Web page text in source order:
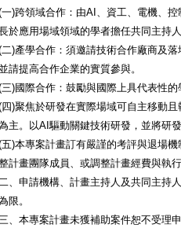
一)跨領域合作：由AI、資工、電機、
於應用場域領域的學者擔任共同主持
二)產學合作：須邀請技術合作廠商及
請提高合作企業的實質參與。
三)國際合作：鼓勵與國際上具代表性
四)聚焦於研發在實際場域可自主移動
主。以AI驅動關鍵技術研發，並將研
五)本專案計畫訂有嚴謹的考評與退場
計畫團隊成員、或調整計畫經費與執
、申請機構、計畫主持人及共同主持
限。
、本專案計畫未獲補助案件恕不受理